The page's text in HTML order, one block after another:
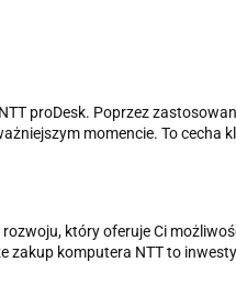
proDesk. Poprzez
momencie. To
który oferuje Ci
komputera NTT to